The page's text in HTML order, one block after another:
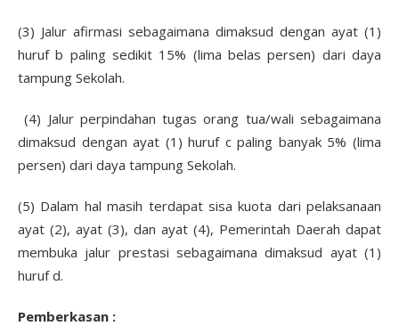
(3) Jalur afirmasi sebagaimana dimaksud dengan ayat (1)
huruf b paling sedikit 15% (lima belas persen) dari daya
tampung Sekolah.
(4) Jalur perpindahan tugas orang tua/wali sebagaimana
dimaksud dengan ayat (1) huruf c paling banyak 5% (lima
persen) dari daya tampung Sekolah.
(5) Dalam hal masih terdapat sisa kuota dari pelaksanaan
ayat (2), ayat (3), dan ayat (4), Pemerintah Daerah dapat
membuka jalur prestasi sebagaimana dimaksud ayat (1)
huruf d.
Pemberkasan :